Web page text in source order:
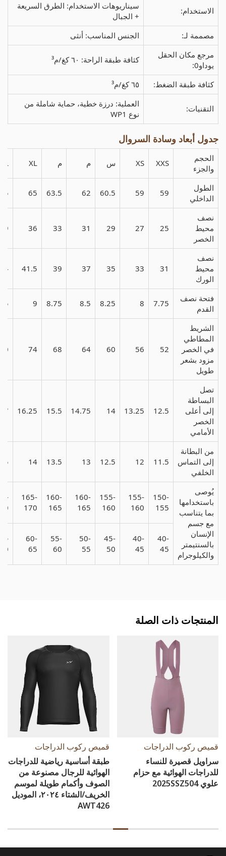
الاستخدام:
سيناريوهات الاستخدام: الطرق السريعة
+ الجبال
مصممة لـ:
الجنس المناسب: أنثى
مرجع مكان الحقل
يوداو0:
كثافة طبقة الراحة: ٦٠ كغ/م³
كثافة طبقة الضغط: ٦٥ كغ/م³
التقنيات:
العملية: درزة خطية، حماية شاملة من
نوع WP1
جدول أبعاد وسادة السروال
الحجم
والجزء
XXS
XS س م م XL
الطول
الداخلي
59
59
60.5
62
63.5
65
نصف
محيط
الخصر
25
27
29
31
33
36
39
نصف
محيط
الورك
31
33
35
37
39
41.5
44
فتحة نصف
القدم
7.75
8
8.25
8.5
8.75
9
الشريط
المطاطي
في الخصر
مزود بشعر
طويل
52
56
60
64
68
74
80
تصل
البساطة
إلى أعلى
الخصر
الأمامي
12.5
13.25
14
14.75
15.5
16.25
17
من البطانة
إلى التماس
الخلفي
11.5
12
12.5
13
13.5
14
يُوصى
باستخدامها
بما يتناسب
مع جسم
الإنسان
بالسنتيمتر
والكيلوجرام
150-
155
155-
160
155-
160
160-
165
160-
165
165-
170
40-
45
40-
45
45-
50
50-
55
55-
60
60-
65
70
المنتجات ذات الصلة
قميص ركوب الدراجات
سراويل قصيرة للنساء
للدراجات الهوائية مع حزام
علوي 2025SSZ504
قميص ركوب الدراجات
طبقة أساسية رياضية للدراجات
الهوائية للرجال مصنوعة من
الصوف وأكمام طويلة لموسم
الخريف/الشتاء ٢٠٢٤، الموديل
AWT426